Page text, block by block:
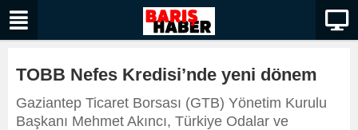
TOBB Nefes Kredisi’nde yeni dönem
Gaziantep Ticaret Borsası (GTB) Yönetim Kurulu
Başkanı Mehmet Akıncı, Türkiye Odalar ve